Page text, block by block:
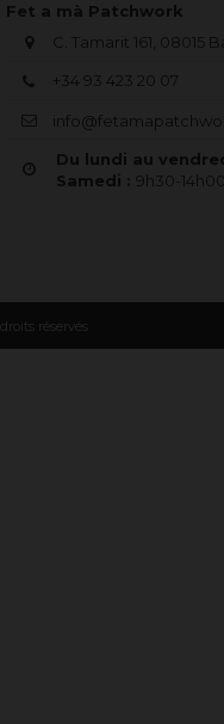
Fet a mà Patchwork
C. Tamarit 161, 08015
+34 93 423 20 07
Du lundi au
Samedi : 9h30-
droits réservés